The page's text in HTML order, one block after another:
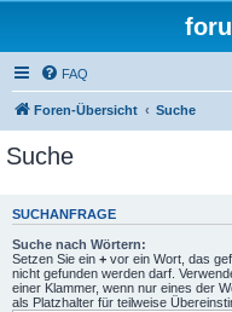
FAQ
Foren-Übersicht Suche
Suche
SUCHANFRAGE
Suche nach Wörtern:
Setzen Sie ein + vor ein Wort, das
nicht gefunden werden darf.
einer Klammer, wenn nur eines der
als Platzhalter für teilweise